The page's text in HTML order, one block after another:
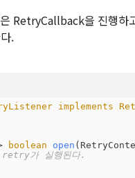
RetryCallback을 진행하
.
implements
boolean open (
가 실행된다.